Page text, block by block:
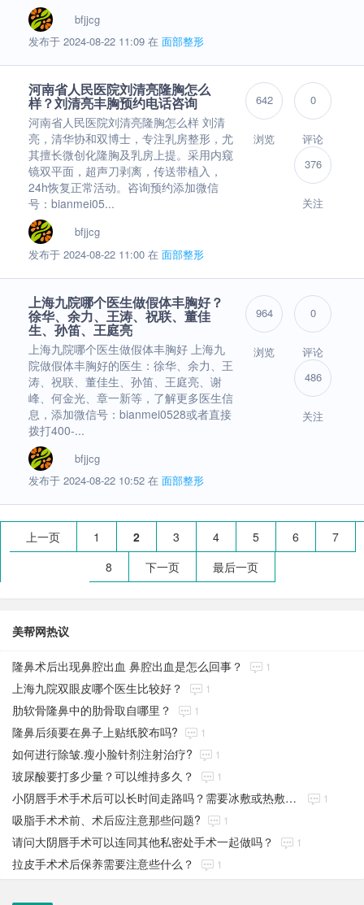
bfjjcg
发布于 2024-08-22 11:09 在 面部整形
河南省人民医院刘清亮隆胸怎么
样？刘清亮丰胸预约电话咨询
河南省人民医院刘清亮隆胸怎么样 刘清
亮，清华协和双博士，专注乳房整形，尤
其擅长微创化隆胸及乳房上提。采用内窥
镜双平面，超声刀剥离，传送带植入，
24h恢复正常活动。咨询预约添加微信
号：bianmei05...
bfjjcg
发布于 2024-08-22 11:00 在 面部整形
642
浏览
0
评论
376
关注
上海九院哪个医生做假体丰胸好？
徐华、余力、王涛、祝联、董佳
生、孙笛、王庭亮
上海九院哪个医生做假体丰胸好 上海九
院做假体丰胸好的医生：徐华、余力、王
涛、祝联、董佳生、孙笛、王庭亮、谢
峰、何金光、章一新等，了解更多医生信
息，添加微信号：bianmei0528或者直接
拨打400-...
bfjjcg
发布于 2024-08-22 10:52 在 面部整形
964
浏览
0
评论
486
关注
上一页 1 2 3 4 5 6
7
8
下一页 最后一页
美帮网热议
隆鼻术后出现鼻腔出血 鼻腔出血是怎么回事？ 1
上海九院双眼皮哪个医生比较好？ 1
肋软骨隆鼻中的肋骨取自哪里？ 1
隆鼻后须要在鼻子上贴纸胶布吗? 1
如何进行除皱.瘦小脸针剂注射治疗? 1
玻尿酸要打多少量？可以维持多久？ 1
小阴唇手术手术后可以长时间走路吗？需要冰敷或热敷？容易感染吗？ 1
吸脂手术术前、术后应注意那些问题? 1
请问大阴唇手术可以连同其他私密处手术一起做吗？ 1
拉皮手术术后保养需要注意些什么？ 1